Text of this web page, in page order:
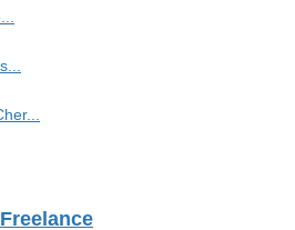
Freelance